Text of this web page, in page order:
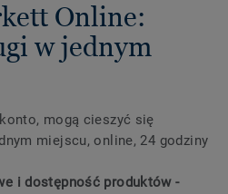
Online:
w jednym
mogą cieszyć się
miejscu, online, 24 godziny
i dostępność produktów -